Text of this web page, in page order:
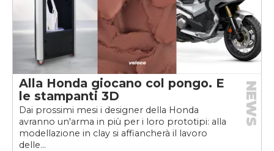
Alla Honda giocano col pongo. E
le stampanti 3D
Dai prossimi mesi i designer della Honda
avranno un'arma in più per i loro prototipi: alla
modellazione in clay si affiancherà il lavoro
delle...
NEWS